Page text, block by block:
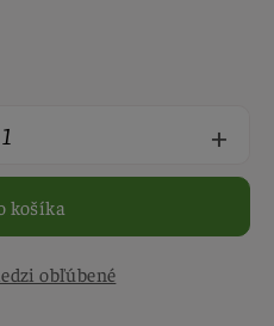
+
košíka
obľúbené